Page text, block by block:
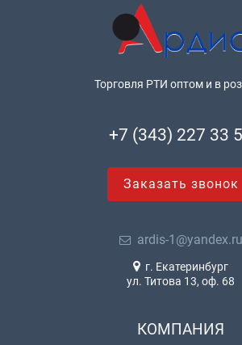
Торговля РТИ оптом и в
+7 (343) 227 33
Заказать звонок
ardis-1@yandex.ru
г. Екатеринбург
ул. Титова 13, оф. 68
КОМПАНИЯ